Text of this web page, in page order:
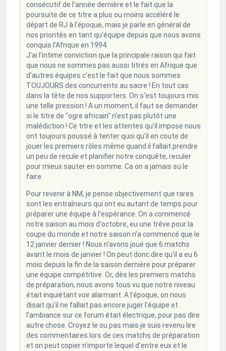
consécutif de l'année dernière et le fait que la
poursuite de ce titre a plus ou moins accéléré le
départ de RJ à l'époque, mais je parle en général de
nos priorités en tant qu'équipe depuis que nous avons
conquis l'Afrique en 1994.
J'ai l'intime conviction que la principale raison qui fait
que nous ne sommes pas aussi titrés en Afrique que
d'autres équipes c'est le fait que nous sommes
TOUJOURS des concurrents au sacre ! En tout cas
dans la tête de nos supporters. On s'est toujours mis
une telle pression ! A un moment, il faut se demander
si le titre de "ogre africain" n'est pas plutôt une
malédiction ! Ce titre et les attentes qu'il impose nous
ont toujours poussé à tenter quoi qu'il en coute de
jouer les premiers rôles même quand il fallait prendre
un peu de recule et planifier notre conquête, reculer
pour mieux sauter en somme. Ca on a jamais su le
faire.
Pour revenir à NM, je pense objectivement que rares
sont les entraîneurs qui ont eu autant de temps pour
préparer une équipe à l'espérance. On a commencé
notre saison au mois d'octobre, eu une trêve pour la
coupe du monde et notre saison n'a commencé que le
12 janvier dernier ! Nous n'avons joué que 6 matchs
avant le mois de janvier ! On peut donc dire qu'il a eu 6
mois depuis la fin de la saison dernière pour préparer
une équipe compétitive. Or, dès les premiers matchs
de préparation, nous avons tous vu que notre niveau
était inquiétant voir alarmant. A l'époque, on nous
disait qu'il ne fallait pas encore juger l'équipe et
l'ambiance sur ce forum était électrique, pour pas dire
autre chose. Croyez le ou pas mais je suis revenu lire
des commentaires lors de ces matchs de préparation
et on peut copier n'importe lequel d'entre eux et le